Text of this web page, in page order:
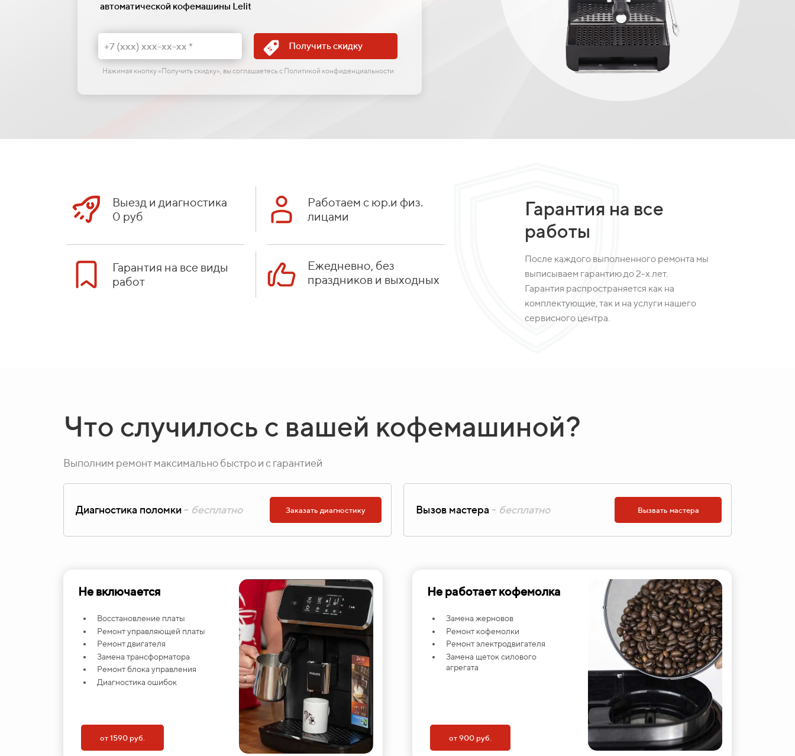
автоматической кофемашины Lelit
Получить скидку
Нажимая кнопку «Получить скидку», вы соглашаетесь с Политикой конфиденциальности
Выезд и диагностика
0 руб
Работаем с юр.и физ.
лицами
Гарантия на все виды
работ
Ежедневно, без
праздников и выходных
Гарантия на все
работы
После каждого выполненного ремонта мы
выписываем гарантию до 2-х лет.
Гарантия распространяется как на
комплектующие, так и на услуги нашего
сервисного центра.
Что случилось с вашей кофемашиной?
Выполним ремонт максимально быстро и с гарантией
Диагностика поломки - бесплатно Заказать диагностику Вызов мастера - бесплатно Вызвать мастера
Не включается
Восстановление платы
Ремонт управляющей платы
Ремонт двигателя
Замена трансформатора
Ремонт блока управления
Диагностика ошибок
от 1590 руб.
Не работает кофемолка
Замена жерновов
Ремонт кофемолки
Ремонт электродвигателя
Замена щеток силового
агрегата
от 900 руб.